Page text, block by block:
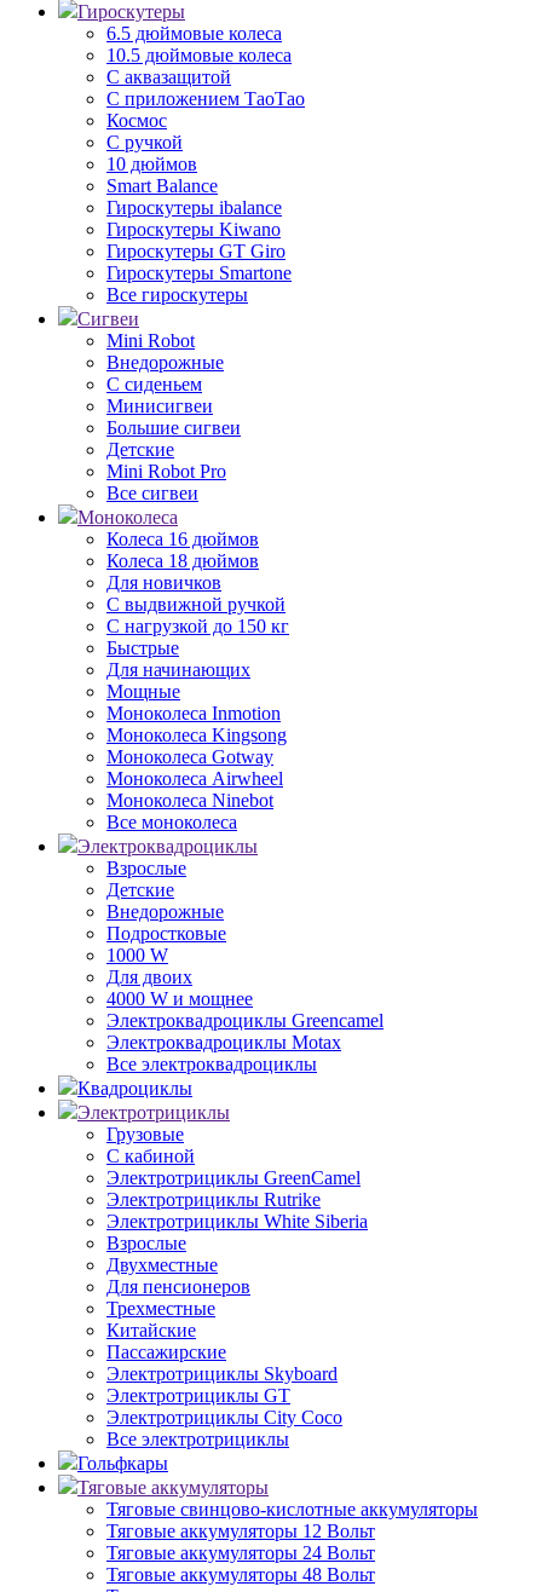
Гироскутеры
6.5 дюймовые колеса
10.5 дюймовые колеса
С аквазащитой
С приложением ТаоТао
Космос
С ручкой
10 дюймов
Smart Balance
Гироскутеры ibalance
Гироскутеры Kiwano
Гироскутеры GT Giro
Гироскутеры Smartone
Все гироскутеры
Сигвеи
Mini Robot
Внедорожные
С сиденьем
Минисигвеи
Большие сигвеи
Детские
Mini Robot Pro
Все сигвеи
Моноколеса
Колеса 16 дюймов
Колеса 18 дюймов
Для новичков
С выдвижной ручкой
С нагрузкой до 150 кг
Быстрые
Для начинающих
Мощные
Моноколеса Inmotion
Моноколеса Kingsong
Моноколеса Gotway
Моноколеса Airwheel
Моноколеса Ninebot
Все моноколеса
Электроквадроциклы
Взрослые
Детские
Внедорожные
Подростковые
1000 W
Для двоих
4000 W и мощнее
Электроквадроциклы Greencamel
Электроквадроциклы Motax
Все электроквадроциклы
Квадроциклы
Электротрициклы
Грузовые
С кабиной
Электротрициклы GreenCamel
Электротрициклы Rutrike
Электротрициклы White Siberia
Взрослые
Двухместные
Для пенсионеров
Трехместные
Китайские
Пассажирские
Электротрициклы Skyboard
Электротрициклы GT
Электротрициклы City Coco
Все электротрициклы
Гольфкары
Тяговые аккумуляторы
Тяговые свинцово-кислотные аккумуляторы
Тяговые аккумуляторы 12 Вольт
Тяговые аккумуляторы 24 Вольт
Тяговые аккумуляторы 48 Вольт